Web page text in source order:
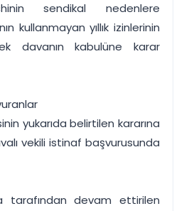
sendikal nedenlere
kullanmayan yıllık izinlerinin
davanın kabulüne karar
yukarıda belirtilen kararına
vekili istinaf başvurusunda
tarafından devam ettirilen